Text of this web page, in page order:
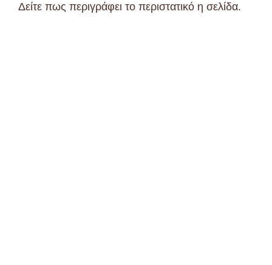
Δείτε πως περιγράφει το περιστατικό η σελίδα.